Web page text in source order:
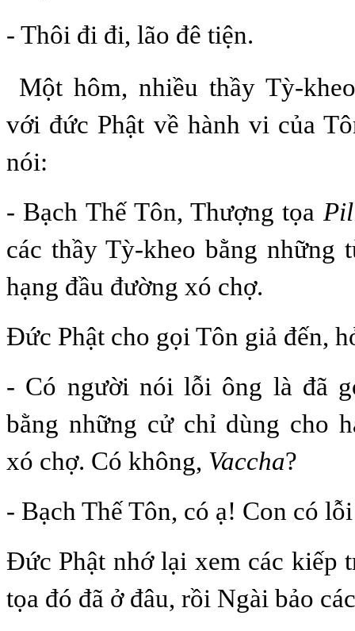
- Thôi đi đi, lão đê tiện.
Một hôm, nhiều thầy Tỳ-
với đức Phật về hành vi của
nói:
- Bạch Thế Tôn, Thượng tọa
các thầy Tỳ-kheo bằng những
hạng đầu đường xó chợ.
Ðức Phật cho gọi Tôn giả đến,
- Có người nói lỗi ông là đã
bằng những cử chỉ dùng cho
xó chợ. Có không, Vaccha?
- Bạch Thế Tôn, có ạ! Con có
Ðức Phật nhớ lại xem các kiếp
tọa đó đã ở đâu, rồi Ngài bảo